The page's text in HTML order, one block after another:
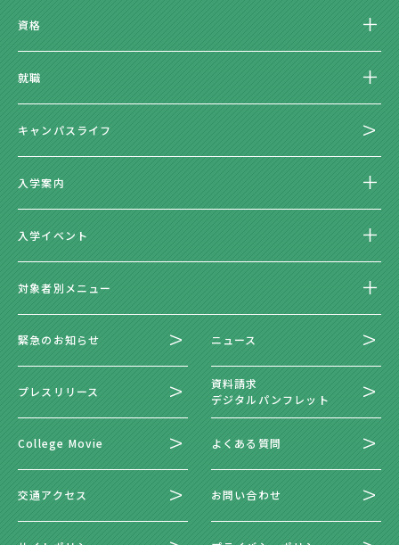
資格
就職
キャンパスライフ
入学案内
入学イベント
対象者別メニュー
緊急のお知らせ ニュース
プレスリリース
資料請求
デジタルパンフレット
College Movie よくある質問
交通アクセス お問い合わせ